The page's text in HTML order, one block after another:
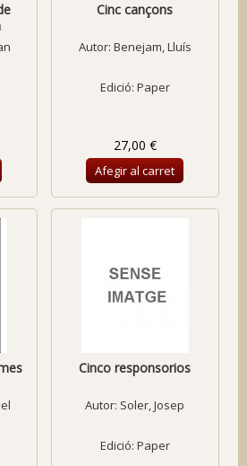
Cinc cançons
Autor: Benejam, Lluís
Edició: Paper
27,00 €
Afegir al carret
Cinco responsorios
Autor: Soler, Josep
Edició: Paper